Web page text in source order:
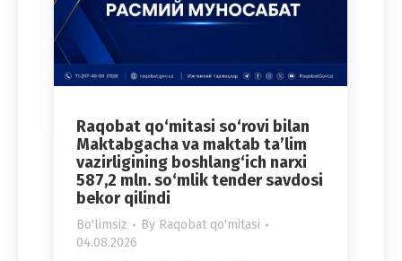
Raqobat qo‘mitasi so‘rovi bilan
Maktabgacha va maktab ta’lim
vazirligining boshlang‘ich narxi
587,2 mln. so‘mlik tender savdosi
bekor qilindi
Bo'limsiz By Raqobat qo'mitasi
04.08.2026